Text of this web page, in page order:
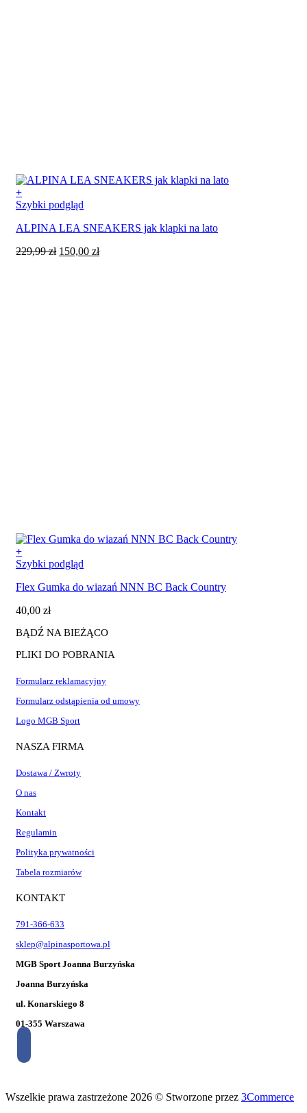
+
Ten
ma
wariantów.
Szybki podgląd
ALPINA LEA SNEAKERS jak klapki na lato
229,99zł Pierwotna
150,00 złAktualna
+
Szybki podgląd
Flex Gumka do wiazań NNN BC Back Country
40,00 zł
BĄDŹ NA BIEŻĄCO
PLIKI DO POBRANIA
Formularz reklamacyjny
Formularz odstąpienia od umowy
Logo MGB Sport
NASZA FIRMA
Dostawa / Zwroty
O nas
Kontakt
Regulamin
Polityka prywatności
Tabela rozmiarów
KONTAKT
791-366-633
sklep@alpinasportowa.pl
MGB Sport Joanna Burzyńska
Joanna Burzyńska
ul. Konarskiego 8
01-355 Warszawa
Wszelkie prawa zastrzeżone 2026 © Stworzone przez 3Commerce